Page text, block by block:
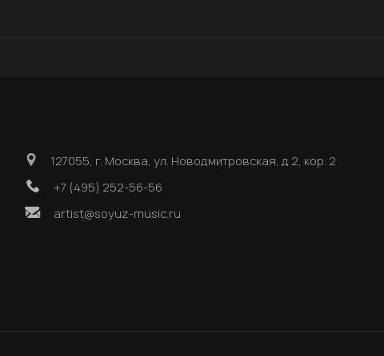
127055, г. Москва, ул. Новодмитровская, д 2, кор. 2
+7 (495) 252-56-56
artist@soyuz-music.ru